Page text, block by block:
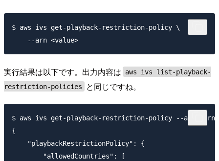
$ aws ivs get-playback-restriction-policy \
実行結果は以下です。出力内容は
aws ivs list-playback-
restriction-policies
と同じですね。
$ aws ivs get-playback-restriction-policy --arn
{
    "playbackRestrictionPolicy": {
        "allowedCountries": [